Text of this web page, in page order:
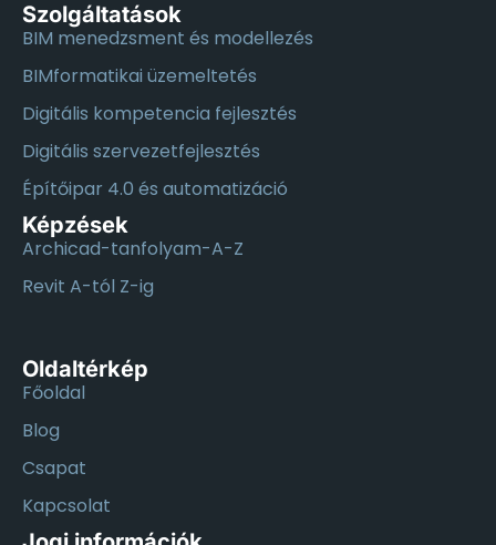
Szolgáltatások
BIM menedzsment és modellezés
BIMformatikai üzemeltetés
Digitális kompetencia fejlesztés
Digitális szervezetfejlesztés
Építőipar 4.0 és automatizáció
Képzések
Archicad-tanfolyam-A-Z
Revit A-tól Z-ig
Oldaltérkép
Főoldal
Blog
Csapat
Kapcsolat